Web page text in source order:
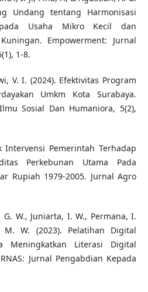
Undang tentang Harmonisasi
Usaha Mikro Kecil dan
Empowerment: Jurnal
1-8.
V. I. (2024). Efektivitas Program
Umkm Kota Surabaya.
Sosial Dan Humaniora, 5(2),
Intervensi Pemerintah Terhadap
Perkebunan Utama Pada
Rupiah 1979-2005. Jurnal Agro
G. W., Juniarta, I. W., Permana, I.
W. (2023). Pelatihan Digital
Meningkatkan Literasi Digital
Jurnal Pengabdian Kepada